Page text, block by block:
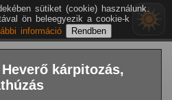
kárpitozás,
sütiket (cookie) használunk.
ön beleegyezik a cookie-k
információ